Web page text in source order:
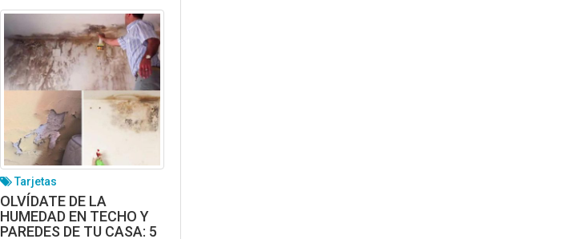
Tarjetas
OLVÍDATE DE LA
HUMEDAD EN TECHO Y
PAREDES DE TU CASA: 5